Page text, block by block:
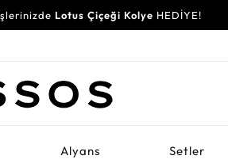
Lotus Çiçeği Kolye HEDİYE!
Alyans Setler